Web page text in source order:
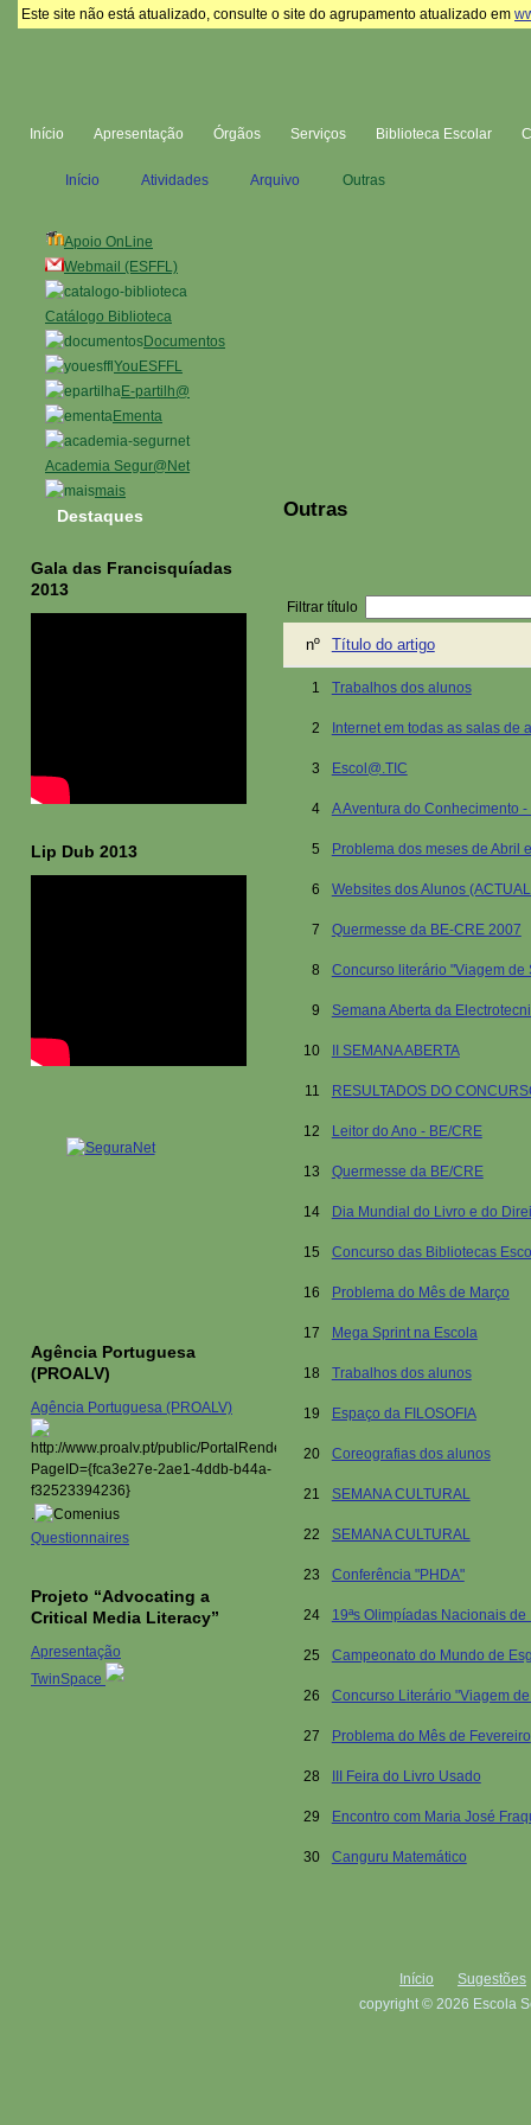
Este site não está atualizado, consulte o site do agrupamento atualizado em
Início Apresentação Órgãos Serviços Biblioteca Escolar
Apoio OnLine
Webmail (ESFFL)
Catálogo Biblioteca
Documentos
YouESFFL
E-partilh@
Ementa
Academia Segur@Net
mais
Início Atividades Arquivo Outras
Outras
Filtrar título
nº Título do artigo
1 Trabalhos dos alunos
2 Internet em todas as salas de
3 Escol@.TIC
4 A Aventura do Conhecimento -
5 Problema dos meses de Abril
6 Websites dos Alunos
7 Quermesse da BE-CRE 2007
8 Concurso literário "Viagem de
9 Semana Aberta da
10 II SEMANA ABERTA
11 RESULTADOS DO
12 Leitor do Ano - BE/CRE
13 Quermesse da BE/CRE
14 Dia Mundial do Livro e do
15 Concurso das Bibliotecas
16 Problema do Mês de Março
17 Mega Sprint na Escola
18 Trabalhos dos alunos
19 Espaço da FILOSOFIA
20 Coreografias dos alunos
21 SEMANA CULTURAL
22 SEMANA CULTURAL
23 Conferência "PHDA"
24 19ªs Olimpíadas Nacionais
25 Campeonato do Mundo de
26 Concurso Literário "Viagem
27 Problema do Mês de Fevereiro
28 III Feira do Livro Usado
29 Encontro com Maria José
30 Canguru Matemático
Destaques
Gala das Francisquíadas
2013
Lip Dub 2013
Agência Portuguesa
(PROALV)
Agência Portuguesa (PROALV)
.
Questionnaires
Projeto “Advocating a
Critical Media Literacy”
Apresentação
TwinSpace
Início
Sugestões
copyright © 2026 Escola